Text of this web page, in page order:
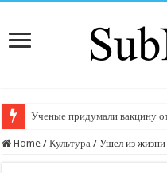
Ученые придумали вакцину
Home / Культура / Ушел из